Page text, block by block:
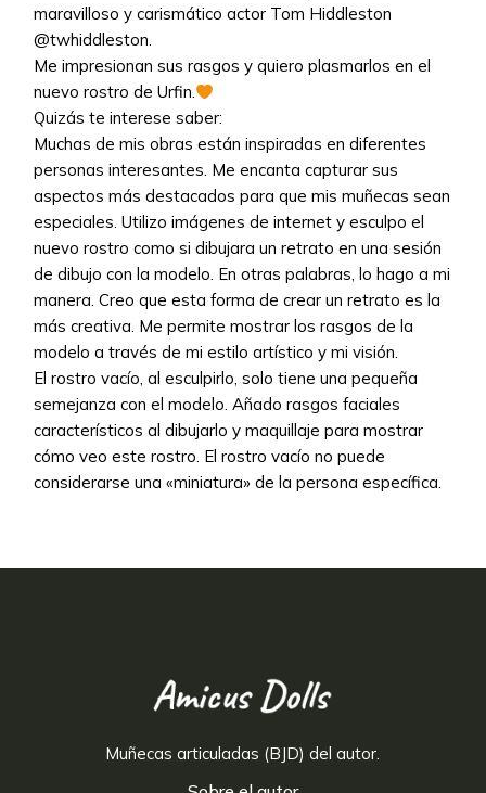
maravilloso y carismático actor Tom Hiddleston
@twhiddleston.
Me impresionan sus rasgos y quiero plasmarlos en el
nuevo rostro de Urfin.
Quizás te interese saber:
Muchas de mis obras están inspiradas en diferentes
personas interesantes. Me encanta capturar sus
aspectos más destacados para que mis muñecas sean
especiales. Utilizo imágenes de internet y esculpo el
nuevo rostro como si dibujara un retrato en una sesión
de dibujo con la modelo. En otras palabras, lo hago a mi
manera. Creo que esta forma de crear un retrato es la
más creativa. Me permite mostrar los rasgos de la
modelo a través de mi estilo artístico y mi visión.
El rostro vacío, al esculpirlo, solo tiene una pequeña
semejanza con el modelo. Añado rasgos faciales
característicos al dibujarlo y maquillaje para mostrar
cómo veo este rostro. El rostro vacío no puede
considerarse una «miniatura» de la persona específica.
Muñecas articuladas (BJD) del autor.